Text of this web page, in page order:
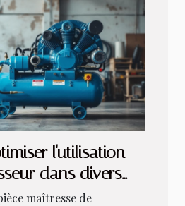
l'utilisation
dans divers
maîtresse de